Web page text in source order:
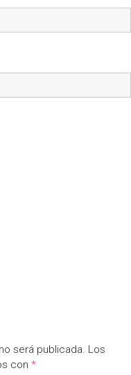
será publicada. Los
con *